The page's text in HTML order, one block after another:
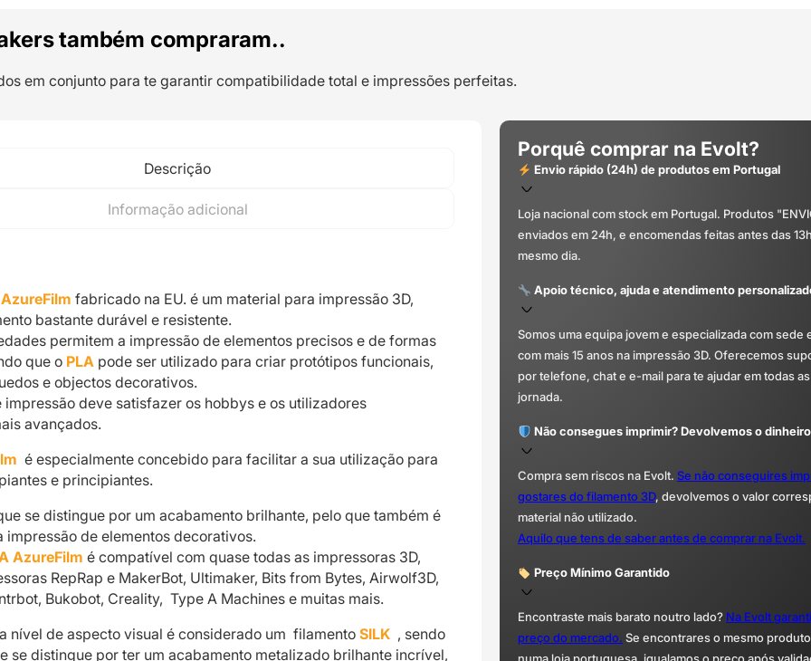
também compraram..
em conjunto para te garantir compatibilidade total e impressões perfeitas.
Descrição
Informação adicional
fabricado na EU. é um material para impressão 3D,
bastante durável e resistente.
permitem a impressão de elementos precisos e de formas
que o PLA pode ser utilizado para criar protótipos funcionais,
e objectos decorativos.
deve satisfazer os hobbys e os utilizadores
avançados.
é especialmente concebido para facilitar a sua utilização para
e principiantes.
se distingue por um acabamento brilhante, pelo que também é
impressão de elementos decorativos.
AzureFilm é compatível com quase todas as impressoras 3D,
RepRap e MakerBot, Ultimaker, Bits from Bytes, Airwolf3D,
Bukobot, Creality, Type A Machines e muitas mais.
nível de aspecto visual é considerado um filamento SILK , sendo
se distingue por ter um acabamento metalizado brilhante incrível,
Porquê comprar na Evolt?
Envio rápido (24h) de produtos em Portugal
Loja nacional com stock em Portugal. Produtos
enviados em 24h, e encomendas feitas antes das
mesmo dia.
Apoio técnico, ajuda e atendimento
Somos uma equipa jovem e especializada com sede
com mais 15 anos na impressão 3D. Oferecemos
por telefone, chat e e-mail para te ajudar em todas
jornada.
Não consegues imprimir? Devolvemos o
Compra sem riscos na Evolt. Se não conseguires
gostares do filamento 3D, devolvemos o valor
material não utilizado.
Aquilo que tens de saber antes de comprar na Evolt.
Preço Mínimo Garantido
Encontraste mais barato noutro lado? Na Evolt
preço do mercado. Se encontrares o mesmo